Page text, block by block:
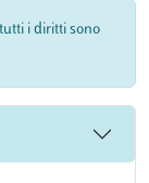
i diritti sono